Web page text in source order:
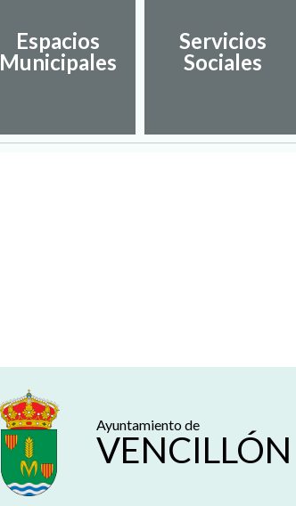
Espacios
Municipales
Servicios
Sociales
Ayuntamiento de
VENCILLÓN